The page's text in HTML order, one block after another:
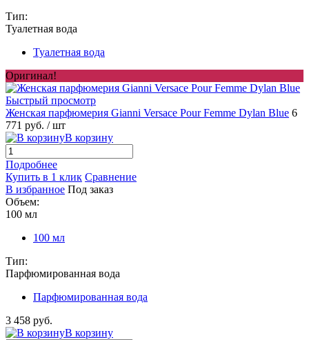
Тип:
Туалетная вода
Туалетная вода
Оригинал!
Быстрый просмотр
Женская парфюмерия Gianni Versace Pour Femme Dylan Blue 6
771 руб. / шт
В корзину
Подробнее
Купить в 1 клик Сравнение
В избранное Под заказ
Объем:
100 мл
100 мл
Тип:
Парфюмированная вода
Парфюмированная вода
3 458 руб.
В корзину